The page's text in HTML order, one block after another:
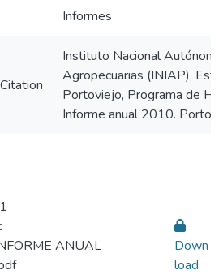
Informes
Instituto Nacional
Agropecuarias (INIAP),
Portoviejo, Programa de
Informe anual 2010.
ANUAL
Down
load